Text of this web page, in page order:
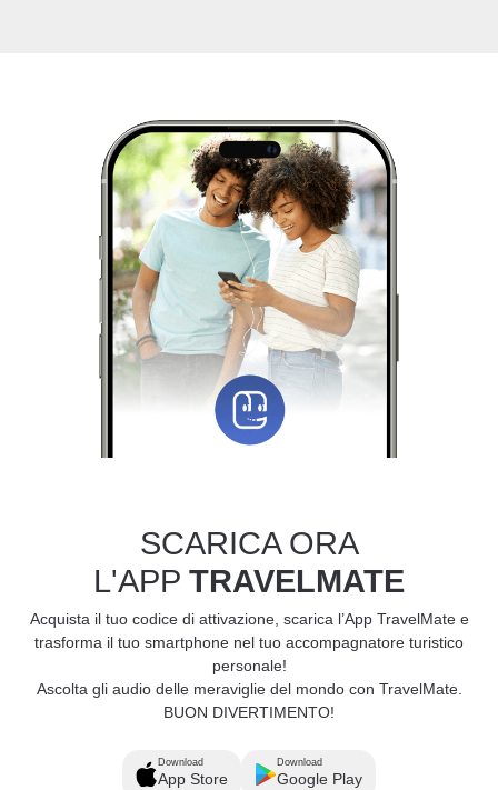
SCARICA ORA
L'APP TRAVELMATE
Acquista il tuo codice di attivazione, scarica l’App TravelMate e
trasforma il tuo smartphone nel tuo accompagnatore turistico
personale!
Ascolta gli audio delle meraviglie del mondo con TravelMate.
BUON DIVERTIMENTO!
Download
App Store
Download
Google Play